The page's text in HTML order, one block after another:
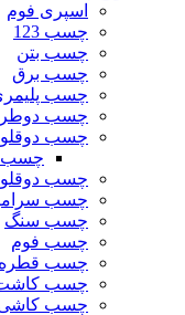
اسپری فوم
چسب 123
چسب بتن
چسب برق
چسب
چسب
چسب دوقلو
چسب
چسب دوقلو
چسب
چسب سنگ
چسب فوم
چسب قطره
چسب کاشت
چسب